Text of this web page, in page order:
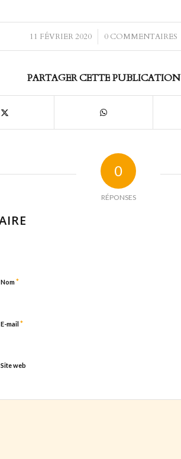
11 FÉVRIER 2020
/ 0 COMMENTAIRES
PARTAGER CETTE PUBLICATION
0
RÉPONSES
Nom*
E-mail*
Site web